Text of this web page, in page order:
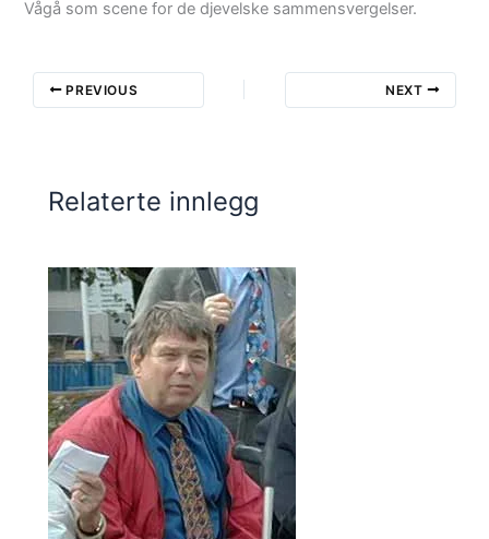
Vågå som scene for de djevelske sammensvergelser.
PREVIOUS NEXT
Relaterte innlegg